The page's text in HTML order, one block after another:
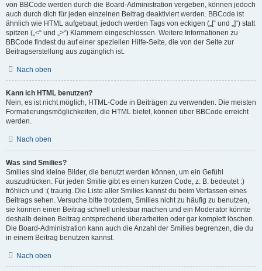
von BBCode werden durch die Board-Administration vergeben, können jedoch
auch durch dich für jeden einzelnen Beitrag deaktiviert werden. BBCode ist
ähnlich wie HTML aufgebaut, jedoch werden Tags von eckigen („[“ und „]“) statt
spitzen („<“ und „>“) Klammern eingeschlossen. Weitere Informationen zu
BBCode findest du auf einer speziellen Hilfe-Seite, die von der Seite zur
Beitragserstellung aus zugänglich ist.
Nach oben
Kann ich HTML benutzen?
Nein, es ist nicht möglich, HTML-Code in Beiträgen zu verwenden. Die meisten
Formatierungsmöglichkeiten, die HTML bietet, können über BBCode erreicht
werden.
Nach oben
Was sind Smilies?
Smilies sind kleine Bilder, die benutzt werden können, um ein Gefühl
auszudrücken. Für jeden Smilie gibt es einen kurzen Code, z. B. bedeutet :)
fröhlich und :( traurig. Die Liste aller Smilies kannst du beim Verfassen eines
Beitrags sehen. Versuche bitte trotzdem, Smilies nicht zu häufig zu benutzen,
sie können einen Beitrag schnell unlesbar machen und ein Moderator könnte
deshalb deinen Beitrag entsprechend überarbeiten oder gar komplett löschen.
Die Board-Administration kann auch die Anzahl der Smilies begrenzen, die du
in einem Beitrag benutzen kannst.
Nach oben